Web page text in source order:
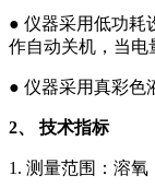
● 仪器采用低功耗
作自动关机，当电
● 仪器采用真彩色
2、 技术指标
1. 测量范围：溶